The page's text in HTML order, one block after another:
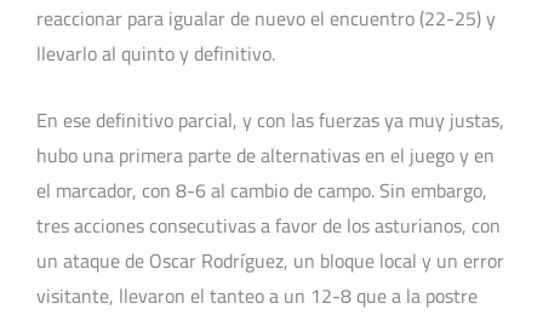
reaccionar para igualar de nuevo el encuentro (22-25) y
llevarlo al quinto y definitivo.
En ese definitivo parcial, y con las fuerzas ya muy justas,
hubo una primera parte de alternativas en el juego y en
el marcador, con 8-6 al cambio de campo. Sin embargo,
tres acciones consecutivas a favor de los asturianos, con
un ataque de Oscar Rodríguez, un bloque local y un error
visitante, llevaron el tanteo a un 12-8 que a la postre